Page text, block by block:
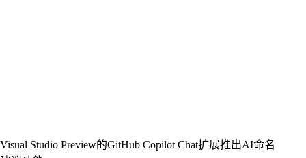
Visual Studio Preview的GitHub Copilot Chat扩展推出AI命名